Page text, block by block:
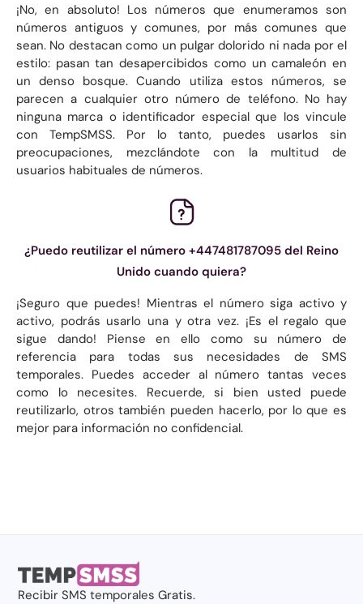
¡No, en absoluto! Los números que enumeramos son
números antiguos y comunes, por más comunes que
sean. No destacan como un pulgar dolorido ni nada por el
estilo: pasan tan desapercibidos como un camaleón en
un denso bosque. Cuando utiliza estos números, se
parecen a cualquier otro número de teléfono. No hay
ninguna marca o identificador especial que los vincule
con TempSMSS. Por lo tanto, puedes usarlos sin
preocupaciones, mezclándote con la multitud de
usuarios habituales de números.
¿Puedo reutilizar el número +447481787095 del Reino
Unido cuando quiera?
¡Seguro que puedes! Mientras el número siga activo y
activo, podrás usarlo una y otra vez. ¡Es el regalo que
sigue dando! Piense en ello como su número de
referencia para todas sus necesidades de SMS
temporales. Puedes acceder al número tantas veces
como lo necesites. Recuerde, si bien usted puede
reutilizarlo, otros también pueden hacerlo, por lo que es
mejor para información no confidencial.
RecibirSMS temporales Gratis.